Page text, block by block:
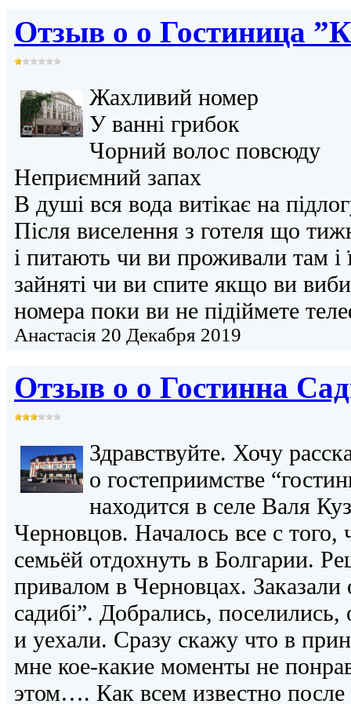
Отзыв о о Гостиница
Жахливий номер
У ванні грибок
Чорний волос повсюду
Неприємний запах
В душі вся вода витікає на
Після виселення з готеля що
і питають чи ви проживали там і
зайняті чи ви спите якщо ви
номера поки ви не підіймете
Анастасія 20 Декабря 2019
Отзыв о о Гостинна
Здравствуйте. Хочу
о гостеприимстве
находится в селе Валя
Черновцов. Началось все с
семьёй отдохнуть в Болгарии.
привалом в Черновцах. Заказали
садибі”. Добрались,
и уехали. Сразу скажу что в
мне кое-какие моменты не
этом…. Как всем известно после